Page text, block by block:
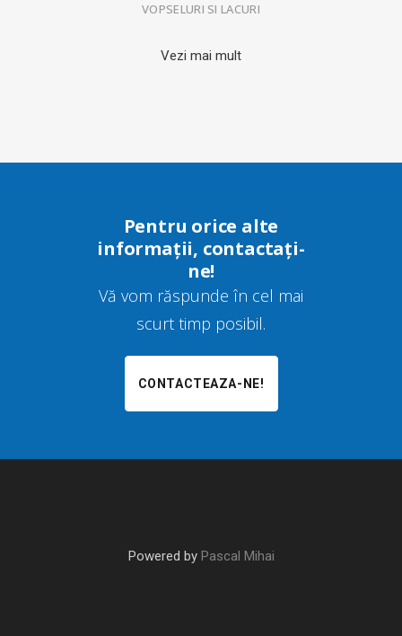
VOPSELURI SI LACURI
Vezi mai mult
Pentru orice alte
informații, contactați-
ne!
Vă vom răspunde în cel mai
scurt timp posibil.
CONTACTEAZA-NE!
Powered by Pascal Mihai